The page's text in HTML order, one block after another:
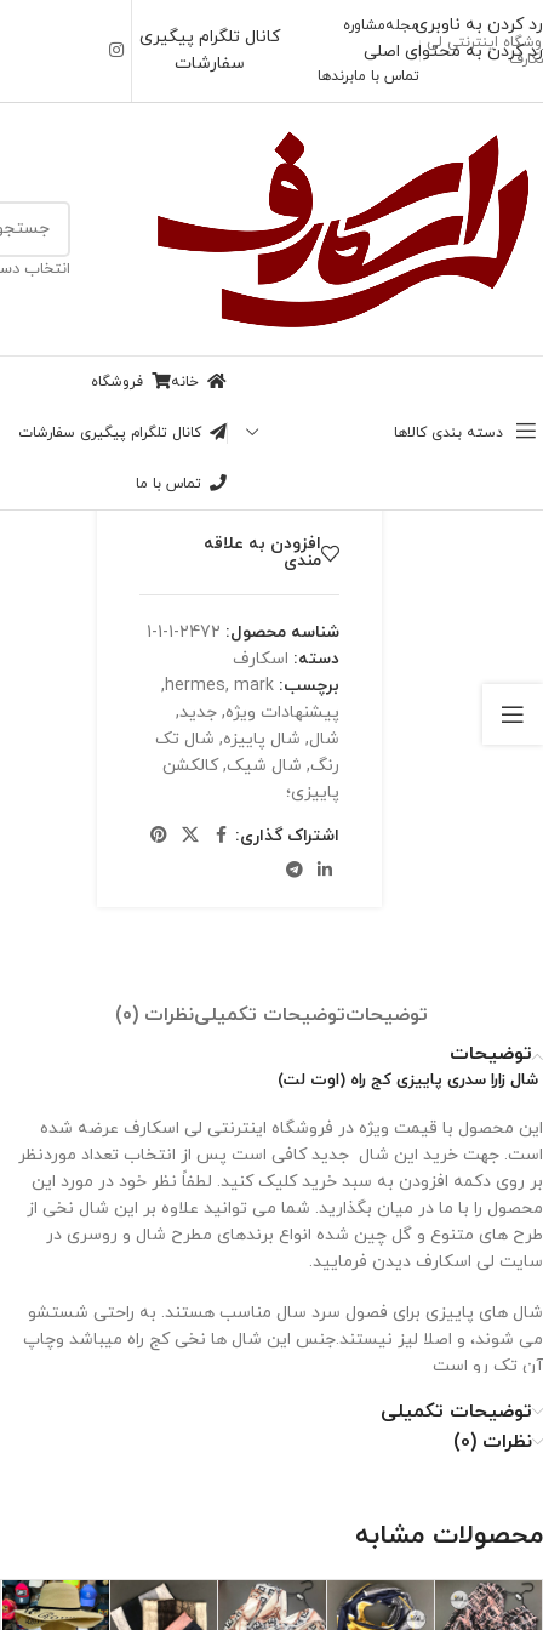
رد کردن به ناوبری
رد کردن به محتوای اصلی
اینترنتی لی
مجلهمشاوره
تماس با مابرندها
کانال تلگرام پیگیری
سفارشات
انتخاب
دسته بندی کالاها
خانه فروشگاه
کانال تلگرام پیگیری سفارشات
تماس با ما
خانه/ اسکارف
شال زارا سدری
پاییزی کج راه (اوت
تومان
افزودن به علاقه
مندی
شناسه محصول: 2472-1-1-1
دسته: اسکارف
برچسب:
hermes, mark
,
پیشنهادات ویژه, جدید,
شال, شال پاییزه, شال تک
رنگ, شال شیک, کالکشن
پاییزی؛
اشتراک گذاری:
توضیحاتتوضیحات تکمیلینظرات (0)
توضیحات
شال زارا سدری پاییزی کج راه (اوت لت)
این محصول با قیمت ویژه در فروشگاه اینترنتی لی اسکارف عرضه شده
است. جهت خرید این شال جدید کافی است پس از انتخاب تعداد موردنظر
بر روی دکمه افزودن به سبد خرید کلیک کنید. لطفاً نظر خود در مورد این
محصول را با ما در میان بگذارید. شما می توانید علاوه بر این شال نخی از
طرح های متنوع و گل چین شده انواع برندهای مطرح شال و روسری در
سایت لی اسکارف دیدن فرمایید.
شال های پاییزی برای فصول سرد سال مناسب هستند. به راحتی شستشو
می شوند، و اصلا لیز نیستند.جنس این شال ها نخی کج راه میباشد وچاپ
آن تک رو است
شال های پاییزی مناسب فصل پاییز رو زمستان هستند. رنگ بندی و طرح
های متفاوت شال پاییزی را می توانید در سایت لی اسکارف مشاهده
۲. خشکشویی نشود.
۳. از خشک کن استفاده نشود.
توضیحات تکمیلی
نظرات (0)
محصولات مشابه